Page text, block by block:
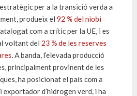
per a la transició verda a
produeix el 92 % del niobi
com a crític per la UE, i es
voltant del 23 % de les reserves
. A banda, l’elevada producció
principalment provinent de les
ha posicionat el país com a
d’hidrogen verd, i ha